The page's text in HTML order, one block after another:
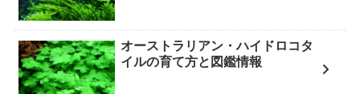
オーストラリアン・ハイドロコタ
イルの育て方と図鑑情報